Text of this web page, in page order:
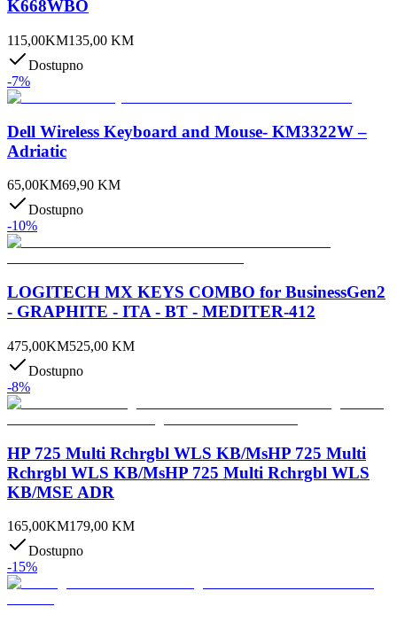
K668WBO
115,00KM135,00 KM
Dostupno
-7%
Dell Wireless Keyboard and Mouse- KM3322W –
Adriatic
65,00KM69,90 KM
Dostupno
-10%
LOGITECH MX KEYS COMBO for BusinessGen2
- GRAPHITE - ITA - BT - MEDITER-412
475,00KM525,00 KM
Dostupno
-8%
HP 725 Multi Rchrgbl WLS KB/MsHP 725 Multi
Rchrgbl WLS KB/MsHP 725 Multi Rchrgbl WLS
KB/MSE ADR
165,00KM179,00 KM
Dostupno
-15%